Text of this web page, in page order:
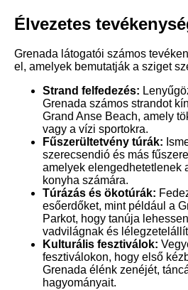
Élvezetes
Grenada látogatói számos
el, amelyek bemutatják a sziget
Strand felfedezés:
Grenada számos strandot
Grand Anse Beach, amely
vagy a vízi sportokra.
Fűszerültetvény túrák:
szerecsendió és más
amelyek elengedhetetlenek
konyha számára.
Túrázás és ökotúrák:
esőerdőket, mint például a
Parkot, hogy tanúja
vadvilágnak és
Kulturális fesztiválok:
fesztiválokon, hogy első
Grenada élénk zenéjét,
hagyományait.